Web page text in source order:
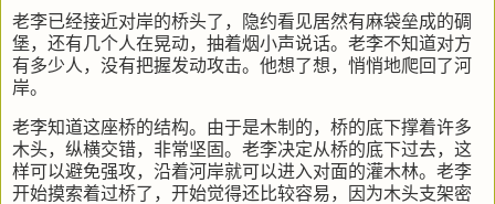
老李已经接近对岸的桥头了，隐约看见居然有麻袋垒成的碉
堡，还有几个人在晃动，抽着烟小声说话。老李不知道对方
有多少人，没有把握发动攻击。他想了想，悄悄地爬回了河
岸。
老李知道这座桥的结构。由于是木制的，桥的底下撑着许多
木头，纵横交错，非常坚固。老李决定从桥的底下过去，这
样可以避免强攻，沿着河岸就可以进入对面的灌木林。老李
开始摸索着过桥了，开始觉得还比较容易，因为木头支架密